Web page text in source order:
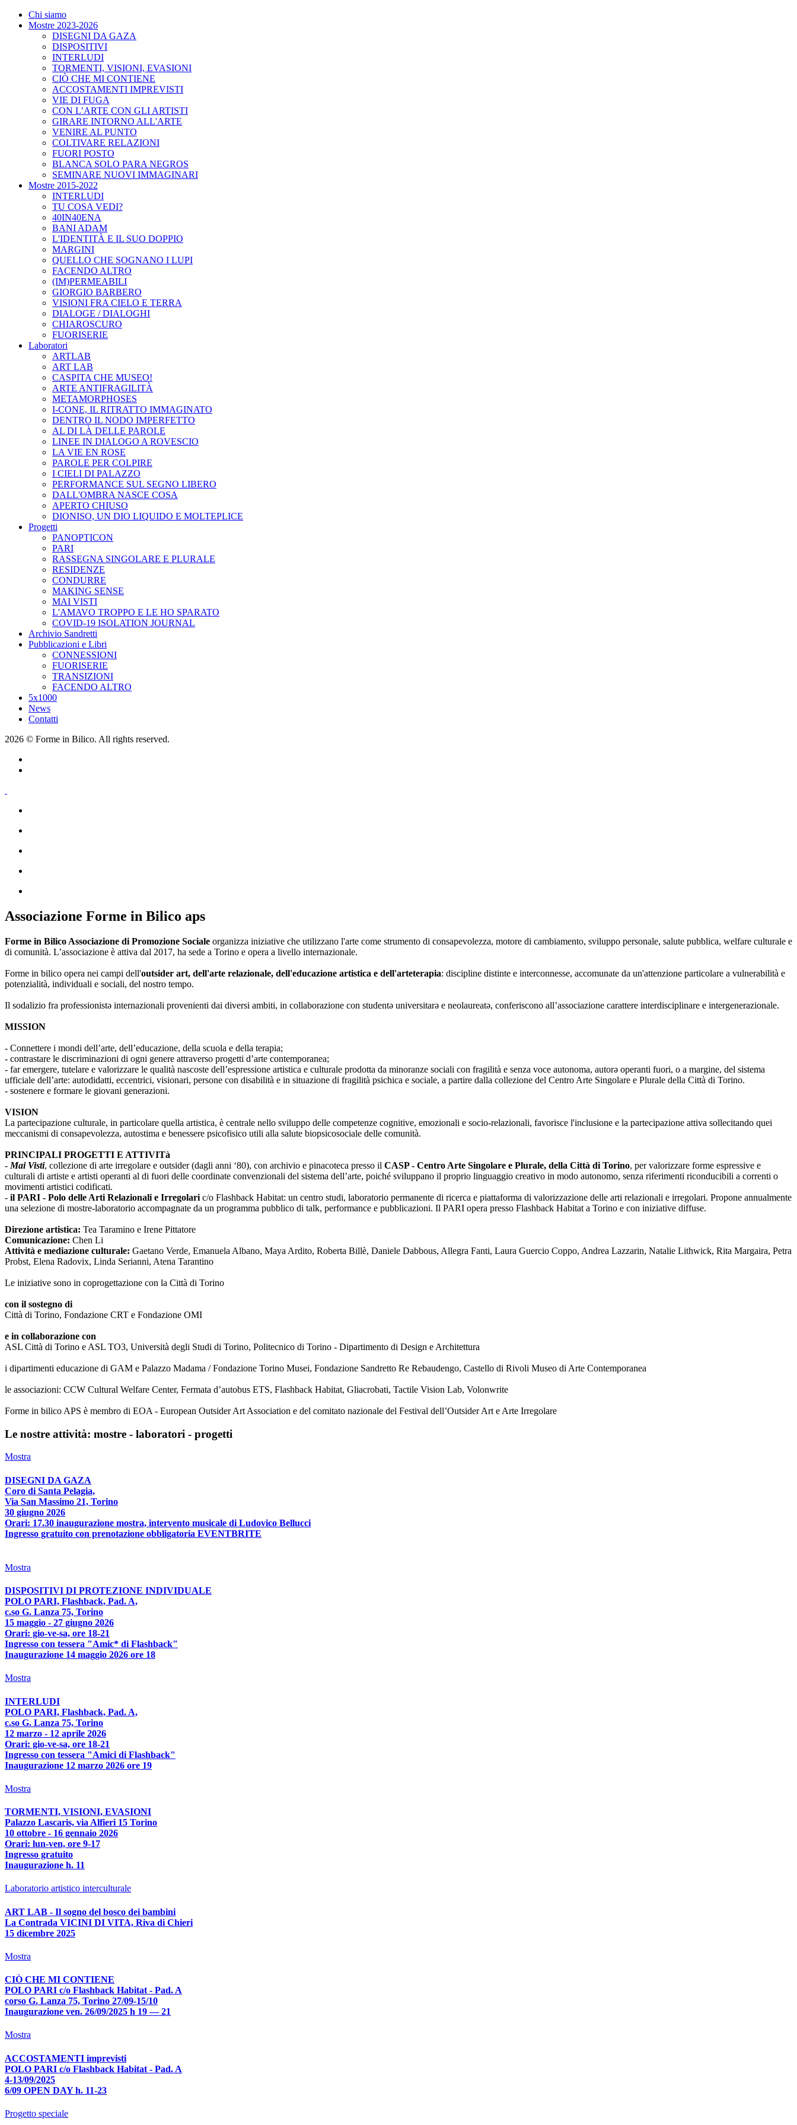
Chi siamo
Mostre 2023-2026
DISEGNI DA GAZA
DISPOSITIVI
INTERLUDI
TORMENTI, VISIONI, EVASIONI
CIÒ CHE MI CONTIENE
ACCOSTAMENTI IMPREVISTI
VIE DI FUGA
CON L’ARTE CON GLI ARTISTI
GIRARE INTORNO ALL'ARTE
VENIRE AL PUNTO
COLTIVARE RELAZIONI
FUORI POSTO
BLANCA SOLO PARA NEGROS
SEMINARE NUOVI IMMAGINARI
Mostre 2015-2022
INTERLUDI
TU COSA VEDI?
40IN40ENA
BANI ADAM
L'IDENTITÀ E IL SUO DOPPIO
MARGINI
QUELLO CHE SOGNANO I LUPI
FACENDO ALTRO
(IM)PERMEABILI
GIORGIO BARBERO
VISIONI FRA CIELO E TERRA
DIALOGE / DIALOGHI
CHIAROSCURO
FUORISERIE
Laboratori
ARTLAB
ART LAB
CASPITA CHE MUSEO!
ARTE ANTIFRAGILITÀ
METAMORPHOSES
I-CONE, IL RITRATTO IMMAGINATO
DENTRO IL NODO IMPERFETTO
AL DI LÀ DELLE PAROLE
LINEE IN DIALOGO A ROVESCIO
LA VIE EN ROSE
PAROLE PER COLPIRE
I CIELI DI PALAZZO
PERFORMANCE SUL SEGNO LIBERO
DALL'OMBRA NASCE COSA
APERTO CHIUSO
DIONISO, UN DIO LIQUIDO E MOLTEPLICE
Progetti
PANOPTICON
PARI
RASSEGNA SINGOLARE E PLURALE
RESIDENZE
CONDURRE
MAKING SENSE
MAI VISTI
L'AMAVO TROPPO E LE HO SPARATO
COVID-19 ISOLATION JOURNAL
Archivio Sandretti
Pubblicazioni e Libri
CONNESSIONI
FUORISERIE
TRANSIZIONI
FACENDO ALTRO
5x1000
News
Contatti
2026 © Forme in Bilico. All rights reserved.
Associazione Forme in Bilico aps
Forme in Bilico Associazione di Promozione Sociale organizza iniziative che utilizzano l'arte come strumento di consapevolezza, motore di cambiamento, sviluppo personale, salute pubblica, welfare culturale e
di comunità. L’associazione è attiva dal 2017, ha sede a Torino e opera a livello internazionale.
Forme in bilico opera nei campi dell'outsider art, dell'arte relazionale, dell'educazione artistica e dell'arteterapia: discipline distinte e interconnesse, accomunate da un'attenzione particolare a vulnerabilità e
potenzialità, individuali e sociali, del nostro tempo.
Il sodalizio fra professionistə internazionali provenienti dai diversi ambiti, in collaborazione con studentə universitarə e neolaureatə, conferiscono all’associazione carattere interdisciplinare e intergenerazionale.
MISSION
- Connettere i mondi dell’arte, dell’educazione, della scuola e della terapia;
- contrastare le discriminazioni di ogni genere attraverso progetti d’arte contemporanea;
- far emergere, tutelare e valorizzare le qualità nascoste dell’espressione artistica e culturale prodotta da minoranze sociali con fragilità e senza voce autonoma, autorə operanti fuori, o a margine, del sistema
ufficiale dell’arte: autodidatti, eccentrici, visionari, persone con disabilità e in situazione di fragilità psichica e sociale, a partire dalla collezione del Centro Arte Singolare e Plurale della Città di Torino.
- sostenere e formare le giovani generazioni.
VISION
La partecipazione culturale, in particolare quella artistica, è centrale nello sviluppo delle competenze cognitive, emozionali e socio-relazionali, favorisce l'inclusione e la partecipazione attiva sollecitando quei
meccanismi di consapevolezza, autostima e benessere psicofisico utili alla salute biopsicosociale delle comunità.
PRINCIPALI PROGETTI E ATTIVITà
- Mai Visti, collezione di arte irregolare e outsider (dagli anni ‘80), con archivio e pinacoteca presso il CASP - Centro Arte Singolare e Plurale, della Città di Torino, per valorizzare forme espressive e
culturali di artiste e artisti operanti al di fuori delle coordinate convenzionali del sistema dell’arte, poiché sviluppano il proprio linguaggio creativo in modo autonomo, senza riferimenti riconducibili a correnti o
movimenti artistici codificati.
- il PARI - Polo delle Arti Relazionali e Irregolari c/o Flashback Habitat: un centro studi, laboratorio permanente di ricerca e piattaforma di valorizzazione delle arti relazionali e irregolari. Propone annualmente
una selezione di mostre-laboratorio accompagnate da un programma pubblico di talk, performance e pubblicazioni. Il PARI opera presso Flashback Habitat a Torino e con iniziative diffuse.
Direzione artistica: Tea Taramino e Irene Pittatore
Comunicazione: Chen Li
Attività e mediazione culturale: Gaetano Verde, Emanuela Albano, Maya Ardito, Roberta Billè, Daniele Dabbous, Allegra Fanti, Laura Guercio Coppo, Andrea Lazzarin, Natalie Lithwick, Rita Margaira, Petra
Probst, Elena Radovix, Linda Serianni, Atena Tarantino
Le iniziative sono in coprogettazione con la Città di Torino
con il sostegno di
Città di Torino, Fondazione CRT e Fondazione OMI
e in collaborazione con
ASL Città di Torino e ASL TO3, Università degli Studi di Torino, Politecnico di Torino - Dipartimento di Design e Architettura
i dipartimenti educazione di GAM e Palazzo Madama / Fondazione Torino Musei, Fondazione Sandretto Re Rebaudengo, Castello di Rivoli Museo di Arte Contemporanea
le associazioni: CCW Cultural Welfare Center, Fermata d’autobus ETS, Flashback Habitat, Gliacrobati, Tactile Vision Lab, Volonwrite
Forme in bilico APS è membro di EOA - European Outsider Art Association e del comitato nazionale del Festival dell’Outsider Art e Arte Irregolare
Le nostre attività: mostre - laboratori - progetti
Mostra
DISEGNI DA GAZA
Coro di Santa Pelagia,
Via San Massimo 21, Torino
30 giugno 2026
Orari: 17.30 inaugurazione mostra, intervento musicale di Ludovico Bellucci
Ingresso gratuito con prenotazione obbligatoria EVENTBRITE
Mostra
DISPOSITIVI DI PROTEZIONE INDIVIDUALE
POLO PARI, Flashback, Pad. A,
c.so G. Lanza 75, Torino
15 maggio - 27 giugno 2026
Orari: gio-ve-sa, ore 18-21
Ingresso con tessera "Amic* di Flashback"
Inaugurazione 14 maggio 2026 ore 18
Mostra
INTERLUDI
POLO PARI, Flashback, Pad. A,
c.so G. Lanza 75, Torino
12 marzo - 12 aprile 2026
Orari: gio-ve-sa, ore 18-21
Ingresso con tessera "Amici di Flashback"
Inaugurazione 12 marzo 2026 ore 19
Mostra
TORMENTI, VISIONI, EVASIONI
Palazzo Lascaris, via Alfieri 15 Torino
10 ottobre - 16 gennaio 2026
Orari: lun-ven, ore 9-17
Ingresso gratuito
Inaugurazione h. 11
Laboratorio artistico interculturale
ART LAB - Il sogno del bosco dei bambini
La Contrada VICINI DI VITA, Riva di Chieri
15 dicembre 2025
Mostra
CIÒ CHE MI CONTIENE
POLO PARI c/o Flashback Habitat - Pad. A
corso G. Lanza 75, Torino 27/09-15/10
Inaugurazione ven. 26/09/2025 h 19 — 21
Mostra
ACCOSTAMENTI imprevisti
POLO PARI c/o Flashback Habitat - Pad. A
4-13/09/2025
6/09 OPEN DAY h. 11-23
Progetto speciale